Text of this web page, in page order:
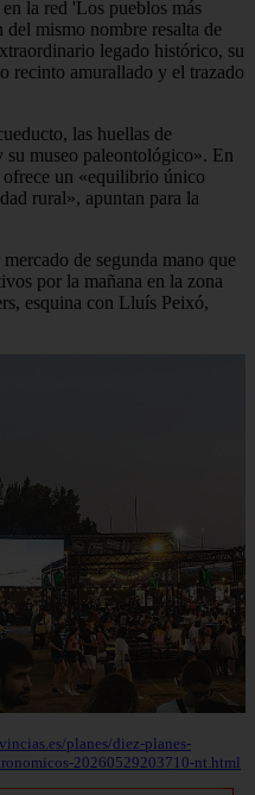
la red 'Los pueblos más
mismo nombre resalta de
legado histórico, su
recinto amurallado y el trazado
las huellas de
su museo paleontológico». En
un «equilibrio único
rural», apuntan para la
de segunda mano que
por la mañana en la zona
esquina con Lluís Peixó,
planes/diez-planes-
20260529203710-nt.html